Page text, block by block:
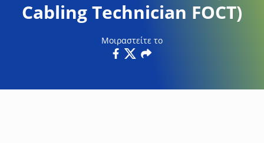
Cabling Technician FOCT)
Μοιραστείτε το
Facebook
Twitter
Email